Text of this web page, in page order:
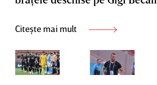
Citește mai mult